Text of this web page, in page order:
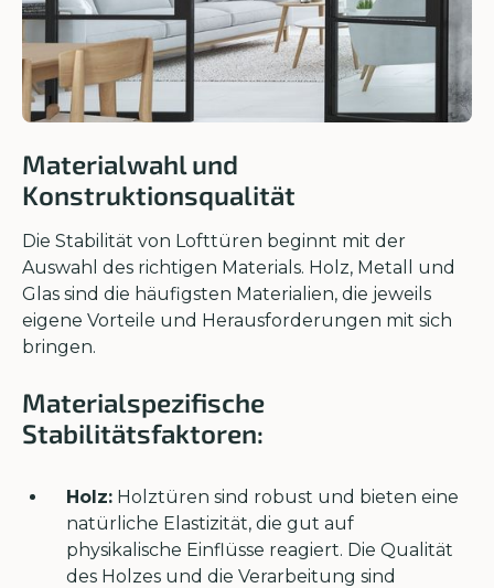
Materialwahl und
Konstruktionsqualität
Die Stabilität von Lofttüren beginnt mit der
Auswahl des richtigen Materials. Holz, Metall und
Glas sind die häufigsten Materialien, die jeweils
eigene Vorteile und Herausforderungen mit sich
bringen.
Materialspezifische
Stabilitätsfaktoren:
Holz: Holztüren sind robust und bieten eine
natürliche Elastizität, die gut auf
physikalische Einflüsse reagiert. Die Qualität
des Holzes und die Verarbeitung sind